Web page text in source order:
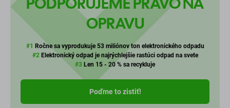
OPRAVU
#1 Ročne sa vyprodukuje 53 miliónov ton elektronického odpadu
#2Elektronický odpad je najrýchlejšie rastúci odpad na svete
#3 Len 15 - 20 % sa recykluje
Poďme to zistiť!